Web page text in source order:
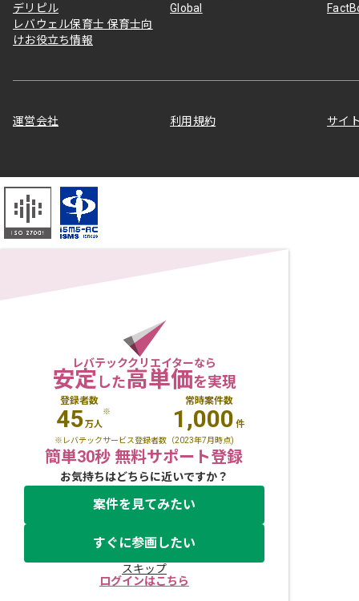
デリピル
Global
レバウェル保育士 保育士向
けお役立ち情報
運営会社 利用規約 サイ
レバテッククリエイターなら
安定した高単価を実現
登録者数
45万人
※
常時案件数
1,000 件
※レバテックサービス登録者数（2023年7月時点)
簡単30秒 無料サポート登録
お気持ちはどちらに近いですか？
案件を見てみたい
すぐに参画したい
スキップ
ログインはこちら